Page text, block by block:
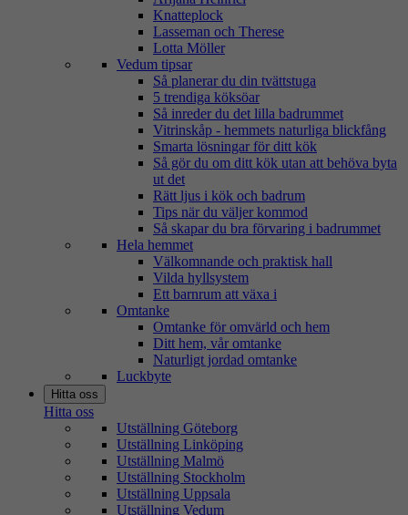
Knatteplock
Lasseman och Therese
Lotta Möller
Vedum tipsar
Så planerar du din tvättstuga
5 trendiga köksöar
Så inreder du det lilla badrummet
Vitrinskåp - hemmets naturliga blickfång
Smarta lösningar för ditt kök
Så gör du om ditt kök utan att behöva byta
ut det
Rätt ljus i kök och badrum
Tips när du väljer kommod
Så skapar du bra förvaring i badrummet
Hela hemmet
Välkomnande och praktisk hall
Vilda hyllsystem
Ett barnrum att växa i
Omtanke
Omtanke för omvärld och hem
Ditt hem, vår omtanke
Naturligt jordad omtanke
Luckbyte
Hitta oss
Hitta oss
Utställning Göteborg
Utställning Linköping
Utställning Malmö
Utställning Stockholm
Utställning Uppsala
Utställning Vedum